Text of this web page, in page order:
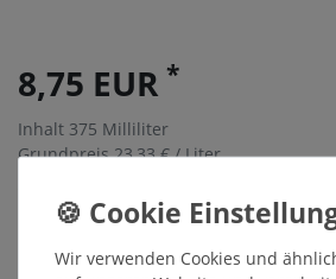
8,75 EUR *
Inhalt 375 Milliliter
Grundpreis23,33 € / Liter
In den
Wir verwenden Cookies und